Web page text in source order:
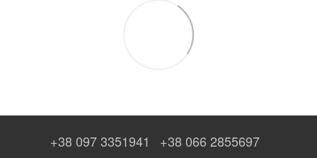
+38 097 3351941 +38 066 2855697